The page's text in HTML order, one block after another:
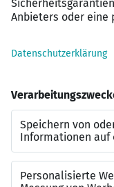
3-Schicht
Unternehmens in
Karriere auf die
Kontakt
Valdrin Isufi